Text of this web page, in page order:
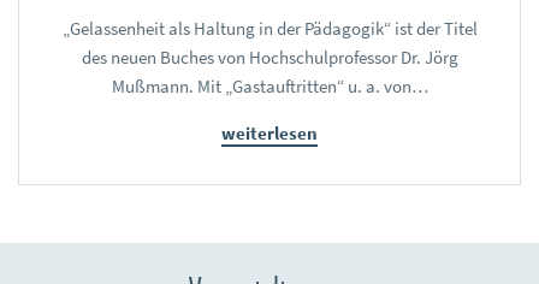
„Gelassenheit als Haltung in der Pädagogik“ ist der Titel
des neuen Buches von Hochschulprofessor Dr. Jörg
Mußmann. Mit „Gastauftritten“ u. a. von…
weiterlesen